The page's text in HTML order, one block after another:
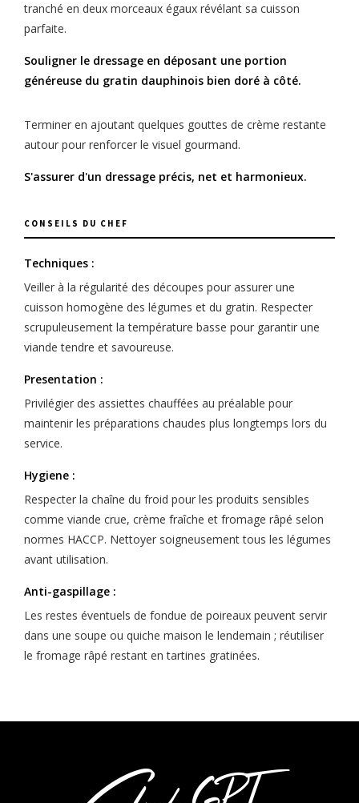
tranché en deux morceaux égaux révélant sa cuisson
parfaite.
Souligner le dressage en déposant une portion
généreuse du gratin dauphinois bien doré à côté.
Terminer en ajoutant quelques gouttes de crème restante
autour pour renforcer le visuel gourmand.
S'assurer d'un dressage précis, net et harmonieux.
CONSEILS DU CHEF
Techniques :
Veiller à la régularité des découpes pour assurer une
cuisson homogène des légumes et du gratin. Respecter
scrupuleusement la température basse pour garantir une
viande tendre et savoureuse.
Presentation :
Privilégier des assiettes chauffées au préalable pour
maintenir les préparations chaudes plus longtemps lors du
service.
Hygiene :
Respecter la chaîne du froid pour les produits sensibles
comme viande crue, crème fraîche et fromage râpé selon
normes HACCP. Nettoyer soigneusement tous les légumes
avant utilisation.
Anti-gaspillage :
Les restes éventuels de fondue de poireaux peuvent servir
dans une soupe ou quiche maison le lendemain ; réutiliser
le fromage râpé restant en tartines gratinées.